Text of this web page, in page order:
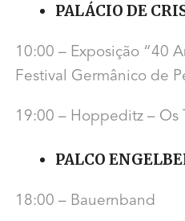
PALÁCIO DE
10:00 – Exposição “40
Festival Germânico de
19:00 – Hoppeditz – Os
PALCO
18:00 – Bauernband